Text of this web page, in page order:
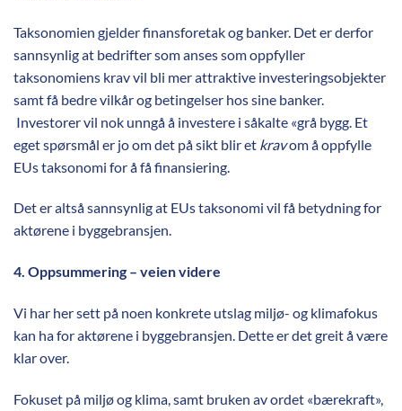
Taksonomien gjelder finansforetak og banker. Det er derfor
sannsynlig at bedrifter som anses som oppfyller
taksonomiens krav vil bli mer attraktive investeringsobjekter
samt få bedre vilkår og betingelser hos sine banker.
Investorer vil nok unngå å investere i såkalte «grå bygg. Et
eget spørsmål er jo om det på sikt blir et kravom å oppfylle
EUs taksonomi for å få finansiering.
Det er altså sannsynlig at EUs taksonomi vil få betydning for
aktørene i byggebransjen.
4. Oppsummering – veien videre
Vi har her sett på noen konkrete utslag miljø- og klimafokus
kan ha for aktørene i byggebransjen. Dette er det greit å være
klar over.
Fokuset på miljø og klima, samt bruken av ordet «bærekraft»,